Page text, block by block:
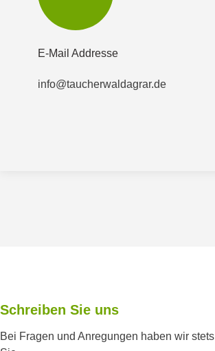
E-Mail Addresse
info@taucherwaldagrar.de
Schreiben Sie uns
Bei Fragen und Anregungen haben wir